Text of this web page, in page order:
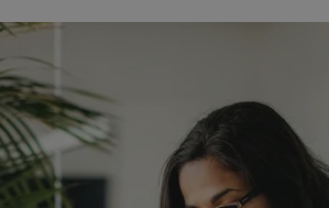
votre entreprise est plus que jamais